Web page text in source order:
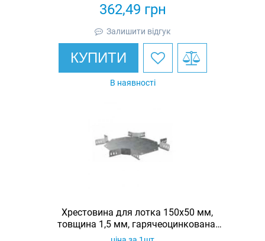
362,49 грн
Залишити відгук
КУПИТИ
В наявності
Хрестовина для лотка 150х50 мм,
товщина 1,5 мм, гарячеоцинкована,
Eurotray